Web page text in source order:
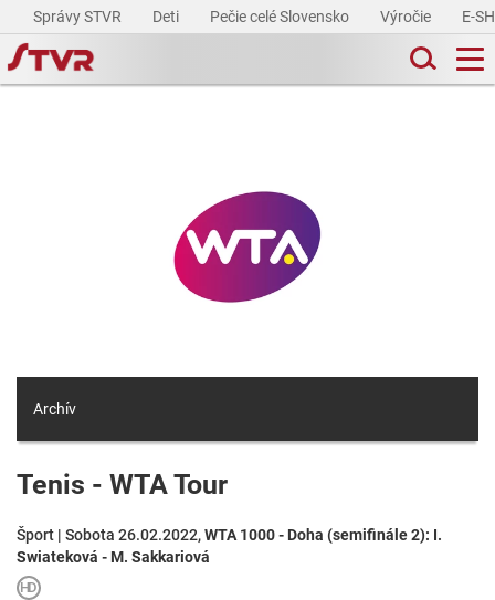
Správy STVR Deti Pečie celé Slovensko Výročie E-
Archív
Tenis - WTA Tour
Šport | Sobota 26.02.2022,WTA 1000 - Doha (semifinále 2): I.
Swiateková - M. Sakkariová